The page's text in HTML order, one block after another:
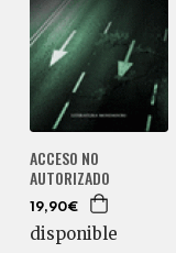
ACCESO NO
AUTORIZADO
19,90€
disponible